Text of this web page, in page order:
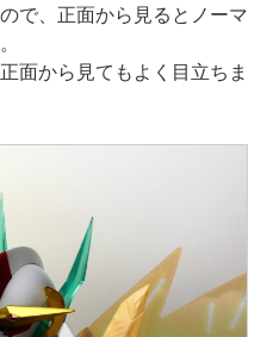
で、正面から見るとノーマ
面から見てもよく目立ちま